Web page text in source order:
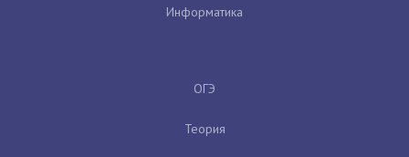
Информатика
ОГЭ
Теория